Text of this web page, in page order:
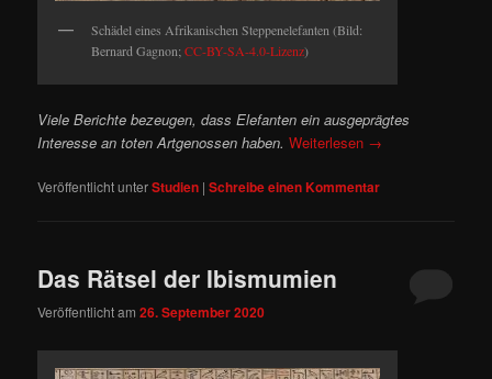
Schädel eines Afrikanischen Steppenelefanten (Bild:
Bernard Gagnon;CC-BY-SA-4.0-Lizenz)
Viele Berichte bezeugen, dass Elefanten ein ausgeprägtes
Interesse an toten Artgenossen haben. Weiterlesen →
Veröffentlicht unterStudien |Schreibe einen Kommentar
Das Rätsel der Ibismumien
Veröffentlicht am26. September 2020